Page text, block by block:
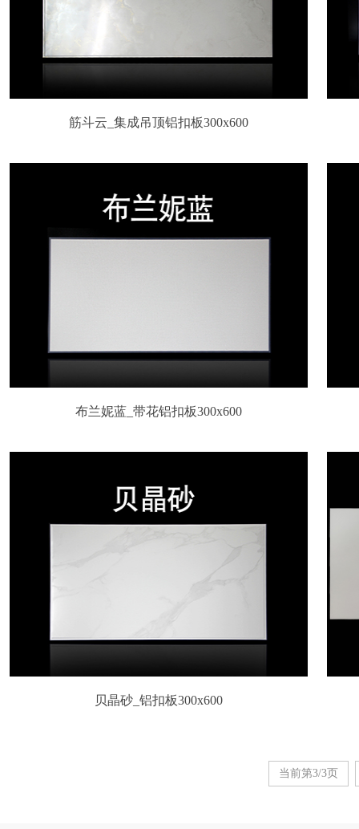
筋斗云_集成吊顶铝扣板300x600
布兰妮蓝_带花铝扣板300x600
贝晶砂_铝扣板300x600
当前第3/3页